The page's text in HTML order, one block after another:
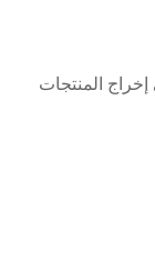
المنتجات